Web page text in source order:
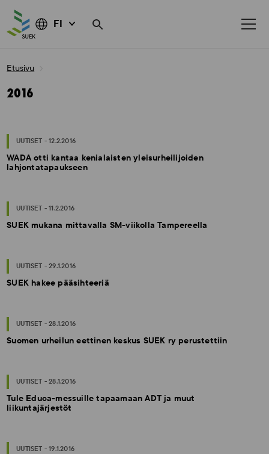
FI
Etusivu
2016
UUTISET - 12.2.2016
WADA otti kantaa kenialaisten yleisurheilijoiden
lahjontatapaukseen
UUTISET - 11.2.2016
SUEK mukana mittavalla SM-viikolla Tampereella
UUTISET - 29.1.2016
SUEK hakee pääsihteeriä
UUTISET - 28.1.2016
Suomen urheilun eettinen keskus SUEK ry perustettiin
UUTISET - 28.1.2016
Tule Educa-messuille tapaamaan ADT ja muut
liikuntajärjestöt
UUTISET - 19.1.2016